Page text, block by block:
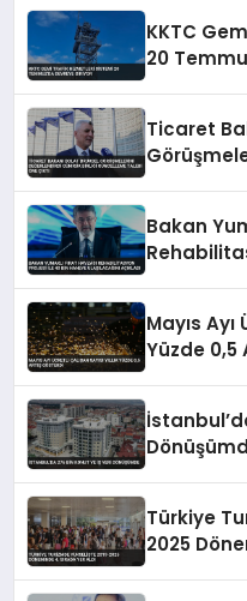
KKTC
20
Ticaret
Bakan
Mayıs Ayı
Yüzde 0,5
Türkiye
2025